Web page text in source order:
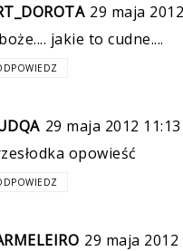
29 maja
jakie to cudne....
29 maja 2012 11:13
opowieść
29 maja 2012